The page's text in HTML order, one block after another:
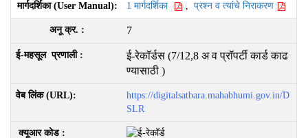
1 मार्गदर्शिका , प्रश्न व त्यांचे निराकरण
7
ई-रेकॉर्डस (7/12,8 अ व प्रॉपर्टी कार्ड काढ
ण्यासाठी )
https://digitalsatbara.mahabhumi.gov.in/D
SLR